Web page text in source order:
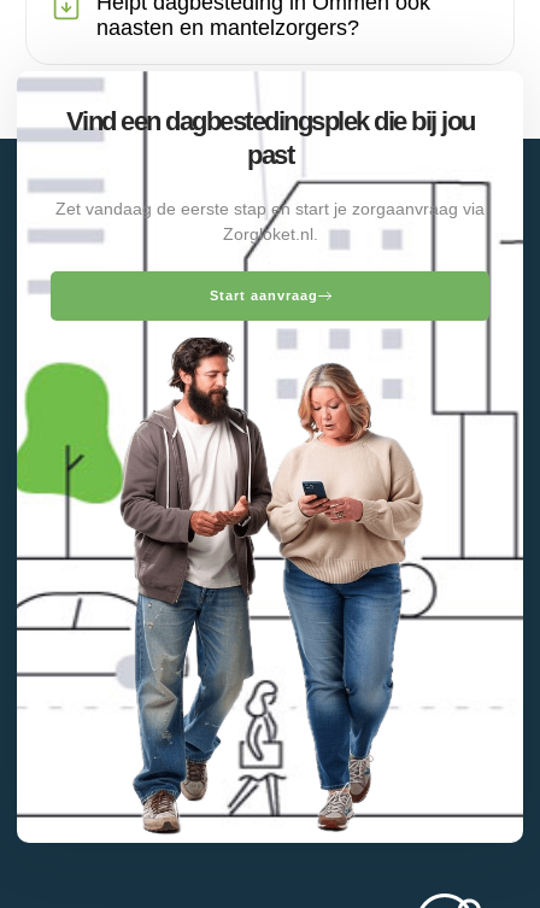
naasten en mantelzorgers?
Vind een dagbestedingsplek die bij jou
past
Zet vandaag de eerste stap en start je zorgaanvraag via
Zorgloket.nl.
Start aanvraag